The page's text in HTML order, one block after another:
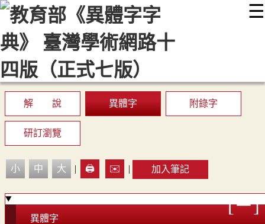
☰
::: 最新消息 常見問題 編輯說明
顯示模式
解 說 異體字 附錄字
研訂瀏覽
小 中 大 | 🖨️ ✉️ | 加入筆記
異體字